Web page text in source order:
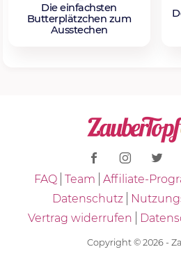
Die einfachsten
Butterplätzchen zum
Ausstechen
FAQ Team Affiliate-
Datenschutz
Vertrag widerrufen
Copyright © 2026 -